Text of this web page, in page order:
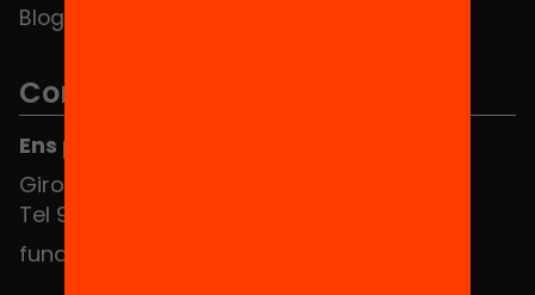
Blog
Contacte
Ens pots trobar al Hub Social
Girona 34, interior 08010 Barcelona
Tel 934 588 700
fundacio@equitat.org